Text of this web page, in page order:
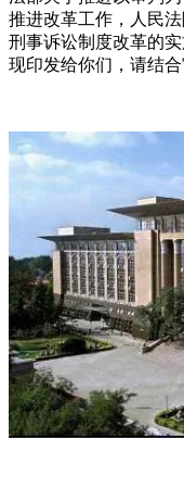
推进改革工作，人民
刑事诉讼制度改革的
现印发给你们，请结